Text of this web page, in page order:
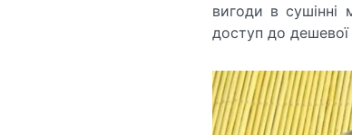
вигоди в
доступ до дешевої